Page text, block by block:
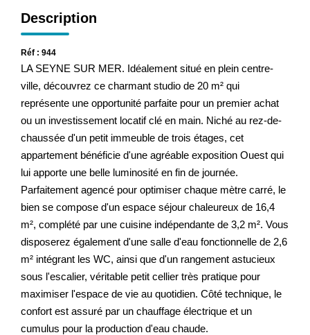
Description
Réf : 944
LA SEYNE SUR MER. Idéalement situé en plein centre-
ville, découvrez ce charmant studio de 20 m² qui
représente une opportunité parfaite pour un premier achat
ou un investissement locatif clé en main. Niché au rez-de-
chaussée d'un petit immeuble de trois étages, cet
appartement bénéficie d'une agréable exposition Ouest qui
lui apporte une belle luminosité en fin de journée.
Parfaitement agencé pour optimiser chaque mètre carré, le
bien se compose d'un espace séjour chaleureux de 16,4
m², complété par une cuisine indépendante de 3,2 m². Vous
disposerez également d'une salle d'eau fonctionnelle de 2,6
m² intégrant les WC, ainsi que d'un rangement astucieux
sous l'escalier, véritable petit cellier très pratique pour
maximiser l'espace de vie au quotidien. Côté technique, le
confort est assuré par un chauffage électrique et un
cumulus pour la production d'eau chaude.